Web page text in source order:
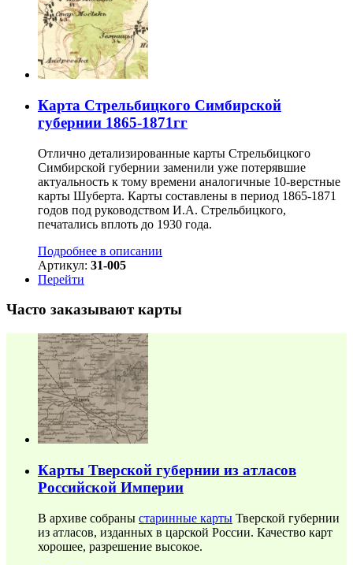
Карта Стрельбицкого Симбирской
губернии 1865-1871гг
Отлично детализированные карты Стрельбицкого
Симбирской губернии заменили уже потерявшие
актуальность к тому времени аналогичные 10-верстные
карты Шуберта. Карты составлены в период 1865-1871
годов под руководством И.А. Стрельбицкого,
печатались вплоть до 1930 года.
Подробнее в описании
Артикул: 31-005
Перейти
Часто заказывают карты
Карты Тверской губернии из атласов
Российской Империи
В архиве собраны старинные карты Тверской губернии
из атласов, изданных в царской России. Качество карт
хорошее, разрешение высокое.